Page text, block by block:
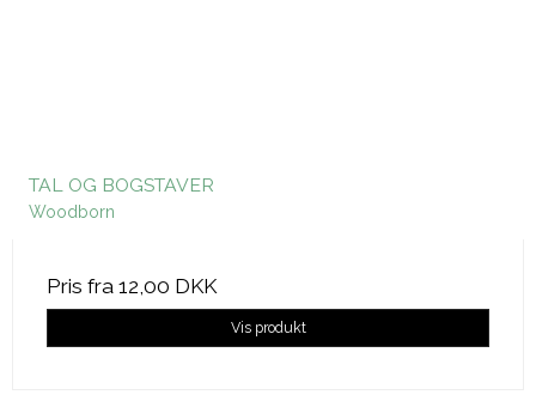
TAL OG BOGSTAVER
Woodborn
Pris fra 12,00 DKK
Vis produkt